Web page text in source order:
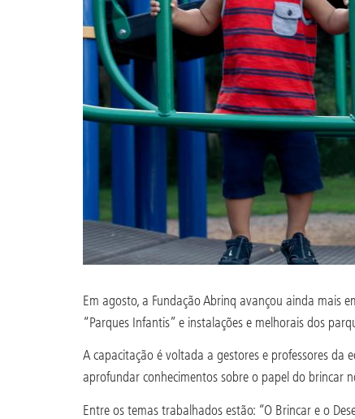
Em agosto, a Fundação Abrinq avançou ainda mais
“Parques Infantis” e instalações e melhorais dos
A capacitação é voltada a gestores e professores
aprofundar conhecimentos sobre o papel do brincar
Entre os temas trabalhados estão: “O Brincar e o